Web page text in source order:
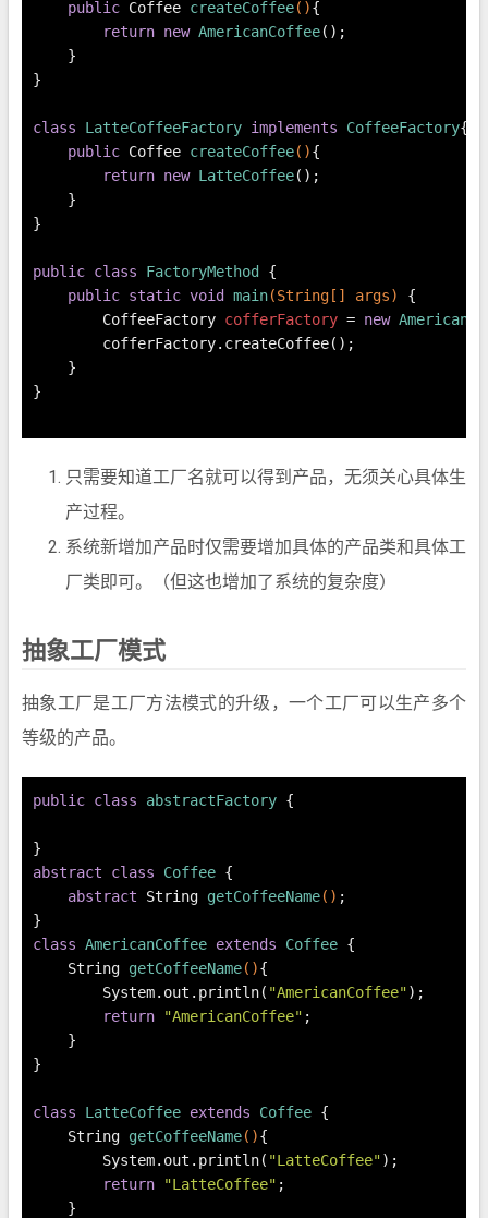
public Coffee createCoffee(){
return new AmericanCoffee();
    }
}
class LatteCoffeeFactory implements CoffeeFactory{
public Coffee createCoffee(){
return new LatteCoffee();
    }
}
public class FactoryMethod
{
public static void main(String[] args)
{
CoffeeFactory cofferFactory = new
        cofferFactory.createCoffee();
    }
}
只需要知道工厂名就可以得到产品，无须关心具体生
产过程。
系统新增加产品时仅需要增加具体的产品类和具体工
厂类即可。（但这也增加了系统的复杂度）
抽象工厂模式
抽象工厂是工厂方法模式的升级，一个工厂可以生产多个
等级的产品。
public class abstractFactory {
}
abstract
class Coffee {
abstract String getCoffeeName() ;
}
class AmericanCoffee extends Coffee {
    String
getCoffeeName(){
        System.out.println(
"AmericanCoffee");
return
"AmericanCoffee" ;
    }
}
class LatteCoffee extends Coffee {
    String
getCoffeeName(){
        System.out.println(
"LatteCoffee");
return
"LatteCoffee" ;
    }